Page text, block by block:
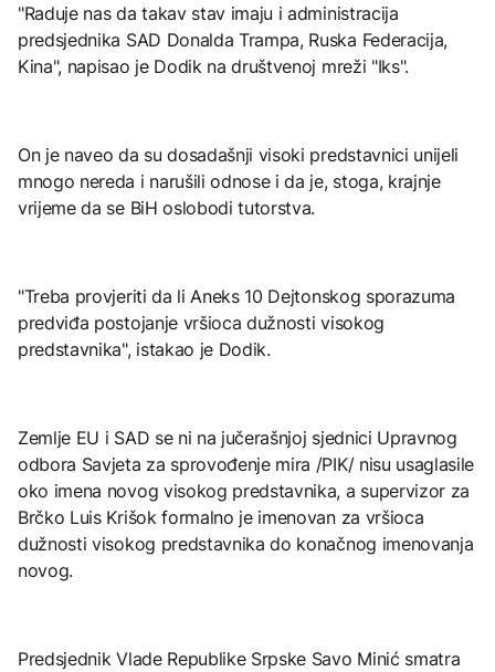
"Raduje nas da takav stav imaju i administracija
predsjednika SAD Donalda Trampa, Ruska Federacija,
Kina", napisao je Dodik na društvenoj mreži "Iks".
On je naveo da su dosadašnji visoki predstavnici unijeli
mnogo nereda i narušili odnose i da je, stoga, krajnje
vrijeme da se BiH oslobodi tutorstva.
"Treba provjeriti da li Aneks 10 Dejtonskog sporazuma
predviđa postojanje vršioca dužnosti visokog
predstavnika", istakao je Dodik.
Zemlje EU i SAD se ni na jučerašnjoj sjednici Upravnog
odbora Savjeta za sprovođenje mira /PIK/ nisu usaglasile
oko imena novog visokog predstavnika, a supervizor za
Brčko Luis Krišok formalno je imenovan za vršioca
dužnosti visokog predstavnika do konačnog imenovanja
novog.
Predsjednik Vlade Republike Srpske Savo Minić smatra